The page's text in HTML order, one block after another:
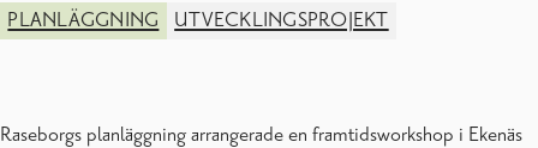
PLANLÄGGNING UTVECKLINGSPROJEKT
Raseborgs planläggning arrangerade en framtidsworkshop i Ekenäs